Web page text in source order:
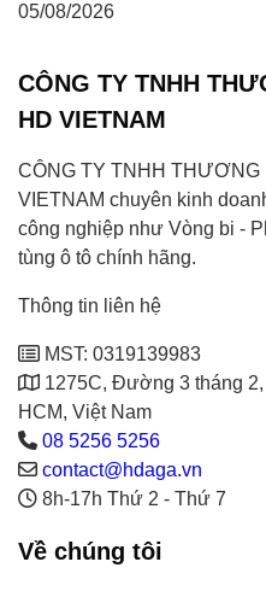
05/08/2026
CÔNG TY TNHH
HD VIETNAM
CÔNG TY TNHH THƯƠNG
VIETNAM chuyên kinh
công nghiệp như Vòng bi -
tùng ô tô chính hãng.
Thông tin liên hệ
MST: 0319139983
1275C, Đường 3 tháng
HCM, Việt Nam
08 5256 5256
contact@hdaga.vn
8h-17h Thứ 2 - Thứ 7
Về chúng tôi